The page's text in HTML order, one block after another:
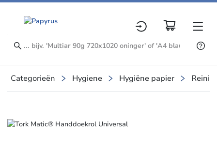
Categorieën Hygiene Hygiëne papier
Slide 1 of 1